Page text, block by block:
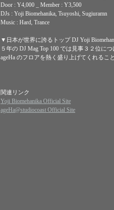
Door : Y4,000 _ Member : Y3,500
DJs : Yoji Biomehanika, Tsuyoshi, Sugiuramn
Music : Hard, Trance
▼日本が世界に誇るトップ DJ Yoji
５年の DJ Mag Top 100 では見事３２位に
ageHa のフロアを熱く盛り上げてくれるこ
関連リンク
Yoji Biomehanika Official Site
ageHa@studiocoast Official Site